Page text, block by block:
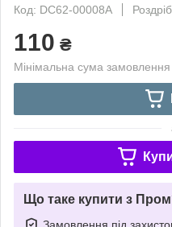
Код: DC62-00008A
Роздріб
110 ₴
Мінімальна сума
Що таке купити з
Замовлення під